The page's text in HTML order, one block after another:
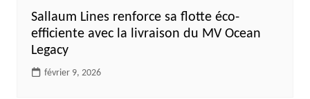
Sallaum Lines renforce sa flotte éco-
efficiente avec la livraison du MV Ocean
Legacy
février 9, 2026